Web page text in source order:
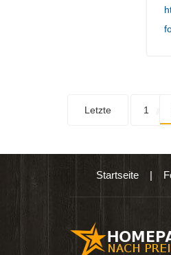
Letzte 1
Startseite|
Produkten wie Ebooks &